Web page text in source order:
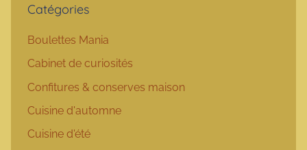
Catégories
Boulettes Mania
Cabinet de curiosités
Confitures & conserves maison
Cuisine d'automne
Cuisine d'été